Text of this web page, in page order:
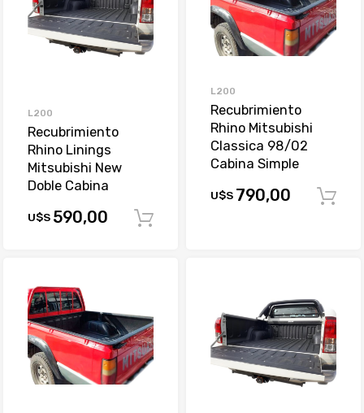
L200
Recubrimiento
Rhino Linings
Mitsubishi New
Doble Cabina
U$S 590,00
L200
Recubrimiento
Rhino Mitsubishi
Classica 98/02
Cabina Simple
U$S 790,00